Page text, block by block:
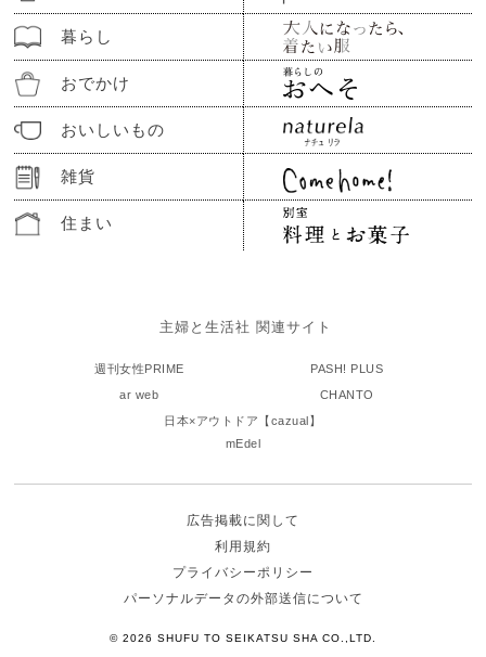
暮らし
おでかけ
おいしいもの
雑貨
住まい
主婦と生活社 関連サイト
週刊女性PRIME
PASH! PLUS
ar web
CHANTO
日本×アウトドア【cazual】
mEdel
広告掲載に関して
利用規約
プライバシーポリシー
パーソナルデータの外部送信について
© 2026 SHUFU TO SEIKATSU SHA CO.,LTD.